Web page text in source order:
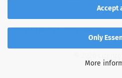
Accept
Only
More
DESISTIR DEL CONTRATO